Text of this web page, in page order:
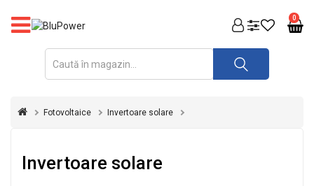
0
PRODUSE
FOTOVOLTAICE
Fotovoltaice Invertoare solare
Invertoare solare